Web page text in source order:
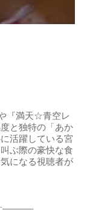
『満天☆青空レ
と独特の「あか
活躍している宮
ぶ際の豪快な食
になる視聴者が